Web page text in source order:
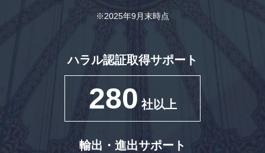
※2025年9月末時点
ハラル認証取得サポート
280 社以上
輸出・進出サポート